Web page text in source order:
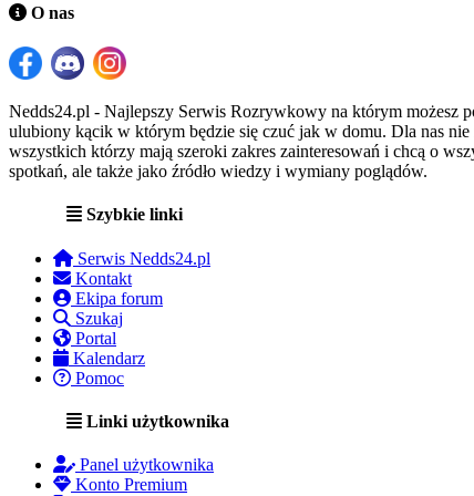
O nas
Nedds24.pl - Najlepszy Serwis Rozrywkowy na którym możesz
ulubiony kącik w którym będzie się czuć jak w domu. Dla nas
wszystkich którzy mają szeroki zakres zainteresowań i chcą o
spotkań, ale także jako źródło wiedzy i wymiany poglądów.
Szybkie linki
Serwis Nedds24.pl
Kontakt
Ekipa forum
Szukaj
Portal
Kalendarz
Pomoc
Linki użytkownika
Panel użytkownika
Konto Premium